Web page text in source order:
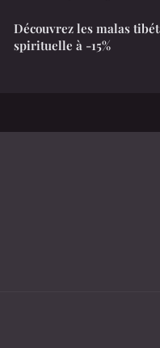
Découvrez les malas
spirituelle à -15%